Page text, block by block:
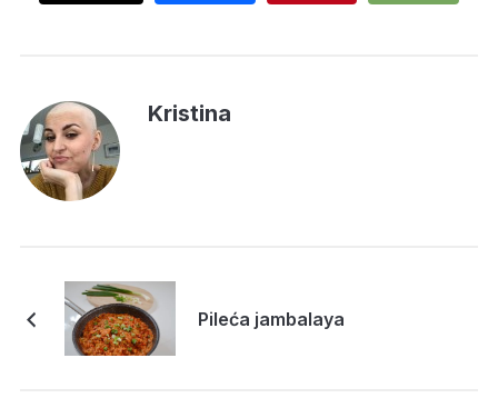
Kristina
Pileća jambalaya